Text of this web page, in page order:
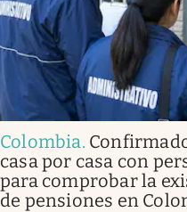
Colombia.
casa por casa con
para comprobar la
de pensiones en